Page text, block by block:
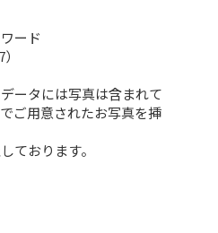
ード
ータには写真は含まれて
ご用意されたお写真を挿
ております。